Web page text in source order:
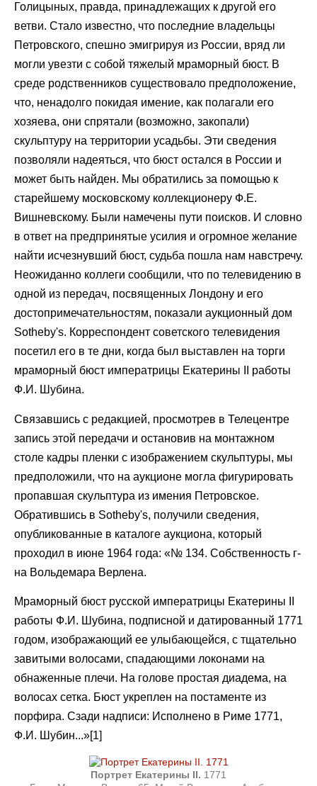
Голицыных, правда, принадлежащих к другой его
ветви. Стало известно, что последние владельцы
Петровского, спешно эмигрируя из России, вряд ли
могли увезти с собой тяжелый мраморный бюст. В
среде родственников существовало предположение,
что, ненадолго покидая имение, как полагали его
хозяева, они спрятали (возможно, закопали)
скульптуру на территории усадьбы. Эти сведения
позволяли надеяться, что бюст остался в России и
может быть найден. Мы обратились за помощью к
старейшему московскому коллекционеру Ф.Е.
Вишневскому. Были намечены пути поисков. И словно
в ответ на предпринятые усилия и огромное желание
найти исчезнувший бюст, судьба пошла нам навстречу.
Неожиданно коллеги сообщили, что по телевидению в
одной из передач, посвященных Лондону и его
достопримечательностям, показали аукционный дом
Sotheby's. Корреспондент советского телевидения
посетил его в те дни, когда был выставлен на торги
мраморный бюст императрицы Екатерины II работы
Ф.И. Шубина.
Связавшись с редакцией, просмотрев в Телецентре
запись этой передачи и остановив на монтажном
столе кадры пленки с изображением скульптуры, мы
предположили, что на аукционе могла фигурировать
пропавшая скульптура из имения Петровское.
Обратившись в Sotheby's, получили сведения,
опубликованные в каталоге аукциона, который
проходил в июне 1964 года: «№ 134. Собственность г-
на Вольдемара Верлена.
Мраморный бюст русской императрицы Екатерины II
работы Ф.И. Шубина, подписной и датированный 1771
годом, изображающий ее улыбающейся, с тщательно
завитыми волосами, спадающими локонами на
обнаженные плечи. На голове простая диадема, на
волосах сетка. Бюст укреплен на постаменте из
порфира. Сзади надписи: Исполнено в Риме 1771,
Ф.И. Шубин...»[1]
Портрет Екатерины II. 1771